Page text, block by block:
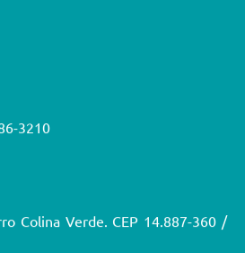
3210
Colina Verde. CEP 14.887-360 /